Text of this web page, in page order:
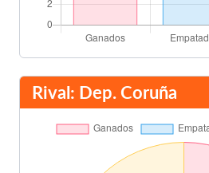
Rival: Dep. Coruña